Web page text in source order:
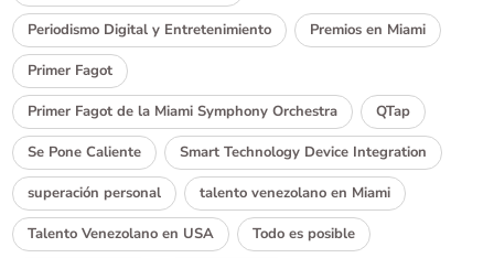
Periodismo Digital y Entretenimiento Premios en Miami
Primer Fagot
Primer Fagot de la Miami Symphony Orchestra QTap
Se Pone Caliente Smart Technology Device Integration
superación personal talento venezolano en Miami
Talento Venezolano en USA Todo es posible